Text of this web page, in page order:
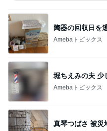
堀ちえみの夫 少
Amebaトピックス
真琴つばさ 被災
Amebaトピックス
母が気づかなか